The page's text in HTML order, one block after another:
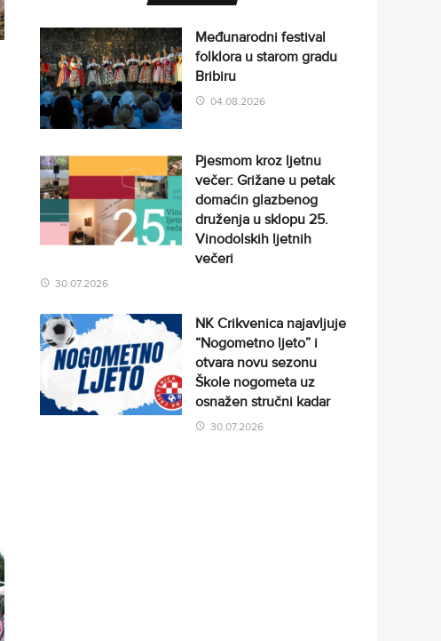
Međunarodni festival
folklora u starom gradu
Bribiru
04.08.2026
Pjesmom kroz ljetnu
večer: Grižane u petak
domaćin glazbenog
druženja u sklopu 25.
Vinodolskih ljetnih
večeri
30.07.2026
NK Crikvenica najavljuje
“Nogometno ljeto” i
otvara novu sezonu
Škole nogometa uz
osnažen stručni kadar
30.07.2026